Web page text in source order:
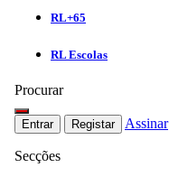
RL+65
RL Escolas
Procurar
Entrar Registar Assinar
Secções